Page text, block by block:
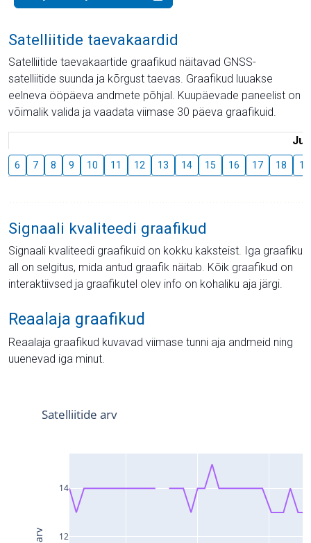
Satelliitide taevakaardid
Satelliitide taevakaartide graafikud näitavad GNSS-
satelliitide suunda ja kõrgust taevas. Graafikud luuakse
eelneva ööpäeva andmete põhjal. Kuupäevade paneelist on
võimalik valida ja vaadata viimase 30 päeva graafikuid.
6 7 8 9 10 11 12 13 14 15 16 17 18 19
Signaali kvaliteedi graafikud
Signaali kvaliteedi graafikuid on kokku kaksteist. Iga graafiku
all on selgitus, mida antud graafik näitab. Kõik graafikud on
interaktiivsed ja graafikutel olev info on kohaliku aja järgi.
Reaalaja graafikud
Reaalaja graafikud kuvavad viimase tunni aja andmeid ning
uuenevad iga minut.